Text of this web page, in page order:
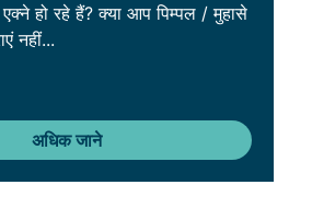
एक्ने हो रहे हैं? क्या आप पिम्पल / मुहासे
नहीं...
अधिक जाने